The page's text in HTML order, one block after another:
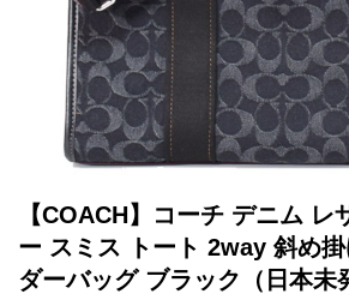
【COACH】コーチ デニム レ
ー スミス トート 2way 斜め
ダーバッグ ブラック（日本未